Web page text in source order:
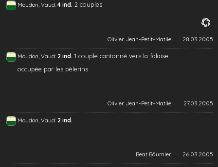
Moudon, Vaud: 4 ind. 2 couples
Olivier Jean-Petit-Matile 28.03.2005
Moudon, Vaud: 2 ind. 1 couple cantonné vers la falaise
occupée par les pèlerins
Olivier Jean-Petit-Matile 27.03.2005
Moudon, Vaud: 2 ind.
Beat Bäumler 26.03.2005